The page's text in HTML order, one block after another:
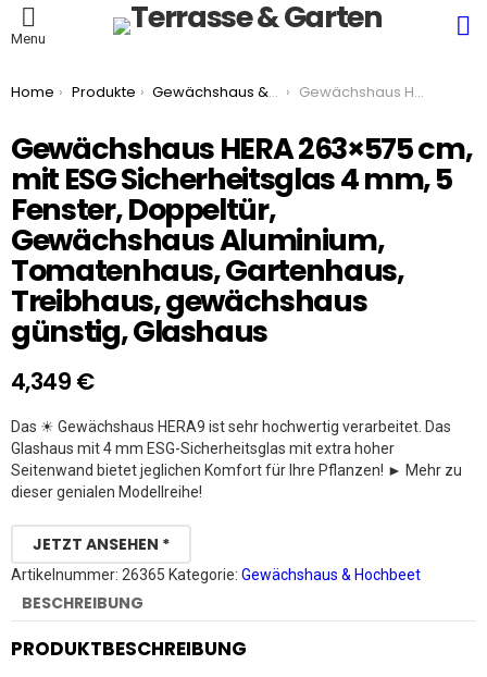
Menu
You are here:
Home Produkte Gewächshaus & Hochbeet Gewächshaus HERA 263×575 cm, mit ESG Sicherheitsglas 4 mm, 5 Fenster, Doppeltür, Gewächshaus Aluminium, Tomatenhaus, Gartenhaus, Treibhaus, gewächshaus günstig, Glashaus
Gewächshaus HERA 263×575 cm,
mit ESG Sicherheitsglas 4 mm, 5
Fenster, Doppeltür,
Gewächshaus Aluminium,
Tomatenhaus, Gartenhaus,
Treibhaus, gewächshaus
günstig, Glashaus
4,349 €
Das ☀ Gewächshaus HERA9 ist sehr hochwertig verarbeitet. Das
Glashaus mit 4 mm ESG-Sicherheitsglas mit extra hoher
Seitenwand bietet jeglichen Komfort für Ihre Pflanzen! ► Mehr zu
dieser genialen Modellreihe!
JETZT ANSEHEN *
Artikelnummer: 26365 Kategorie: Gewächshaus & Hochbeet
BESCHREIBUNG
PRODUKTBESCHREIBUNG